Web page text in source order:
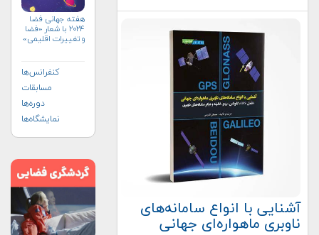
آشنایی با انواع سامانه‌های
ناوبری ماهواره‌ای جهانی
هفته جهانی فضا
۲۰۲۴ با شعار «فضا
و تغییرات اقلیمی»
کنفرانس‌ها
مسابقات
دوره‌ها
نمایشگاه‌ها